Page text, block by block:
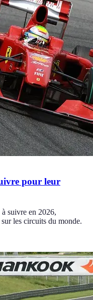
pour leur
suivre en 2026,
les circuits du monde.